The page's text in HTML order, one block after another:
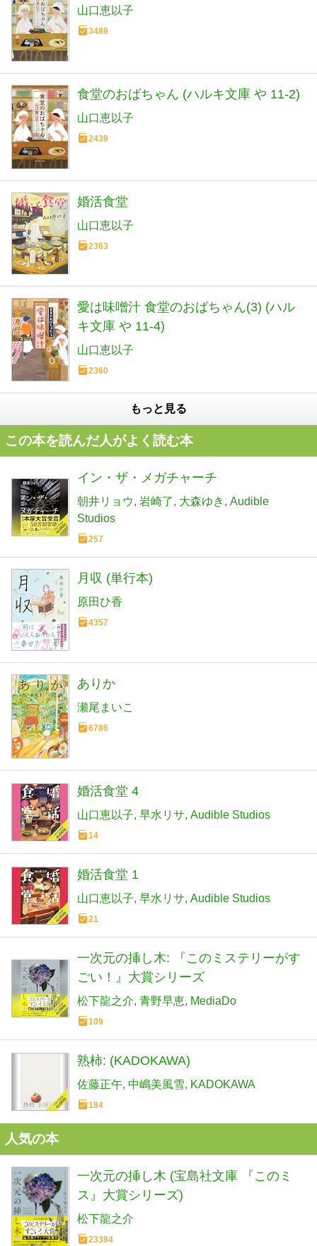
山口恵以子
3489
食堂のおばちゃん (ハルキ文庫 や 11-2)
山口恵以子
2439
婚活食堂
山口恵以子
2363
愛は味噌汁 食堂のおばちゃん(3) (ハル
キ文庫 や 11-4)
山口恵以子
2360
もっと見る
この本を読んだ人がよく読む本
イン・ザ・メガチャーチ
朝井リョウ 岩崎了 大森ゆき
Audible
Studios
257
月収 (単行本)
原田ひ香
4357
ありか
瀬尾まいこ
6786
婚活食堂 4
山口恵以子 早水リサ Audible Studios
14
婚活食堂 1
山口恵以子 早水リサ Audible Studios
21
一次元の挿し木: 『このミステリーがす
ごい！』大賞シリーズ
松下龍之介 青野早恵 MediaDo
109
熟柿: (KADOKAWA)
佐藤正午 中嶋美風雪 KADOKAWA
184
人気の本
一次元の挿し木 (宝島社文庫 『このミ
ス』大賞シリーズ)
松下龍之介
23394